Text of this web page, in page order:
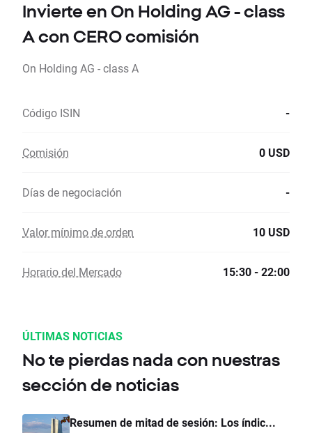
Invierte en On Holding AG - class
A con CERO comisión
On Holding AG - class A
Código ISIN -
Comisión 0 USD
Días de negociación -
Valor mínimo de orden 10 USD
Horario del Mercado 15:30 - 22:00
ÚLTIMAS NOTICIAS
No te pierdas nada con nuestras
sección de noticias
Resumen de mitad de sesión: Los índic...